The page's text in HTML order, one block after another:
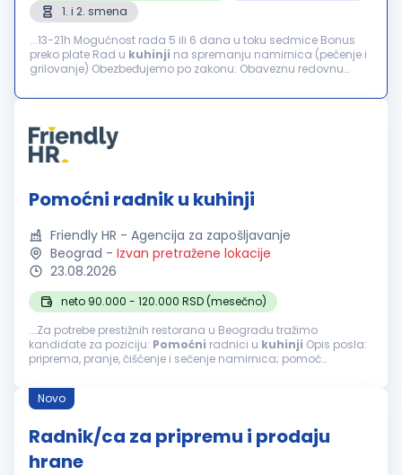
1. i 2. smena
...13-21h Mogućnost rada 5 ili 6 dana u toku sedmice Bonus
preko plate Rad u kuhinji na spremanju namirnica (pečenje i
grilovanje) Obezbeđujemo po zakonu: Obaveznu redovnu
Pomoćni radnik u kuhinji
Friendly HR - Agencija za zapošljavanje
Beograd - Izvan pretražene lokacije
23.08.2026
neto 90.000 - 120.000 RSD (mesečno)
...Za potrebe prestižnih restorana u Beogradu tražimo
kandidate za poziciju: Pomoćni radnici u kuhinji Opis posla:
priprema, pranje, čišćenje i sečenje namirnica; pomoć
poslova u
Novo
Radnik/ca za pripremu i prodaju
hrane